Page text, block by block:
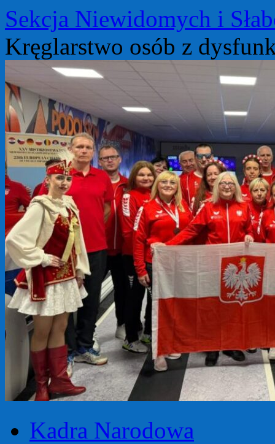
Przejdź
do
treści
Sekcja Niewidomych i
Kręglarstwo osób z
Kadra Narodowa